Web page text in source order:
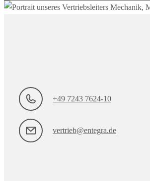
+49 7243 7624-10
vertrieb@entegra.de